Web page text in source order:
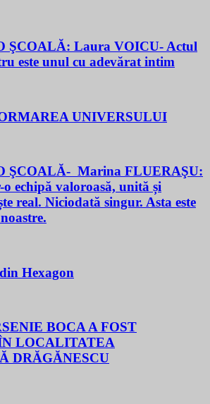
ŞCOALĂ: Laura VOICU- Actul
este unul cu adevărat intim
UNIVERSULUI
ŞCOALĂ- Marina FLUERAŞU:
echipă valoroasă, unită și
real. Niciodată singur. Asta este
Hexagon
BOCA A FOST
LOCALITATEA
DRĂGĂNESCU